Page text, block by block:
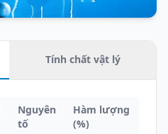
Tính chất vật lý
Nguyên
tố
Hàm lượng
(%)